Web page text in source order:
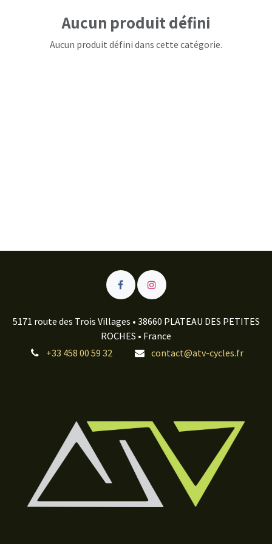
Aucun produit défini
Aucun produit défini dans cette catégorie.
5171 route des Trois Villages • 38660 PLATEAU DES PETITES
ROCHES • France
+33 458 00 59 32
contact@atv-cycles.fr